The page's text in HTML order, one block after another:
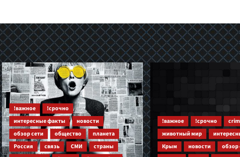
!важное
!срочно
интересные факты
новости
обзор сети
общество
планета
Россия
связь СМИ
страны
!важное !срочно
животный мир
Крым
новости
обзор